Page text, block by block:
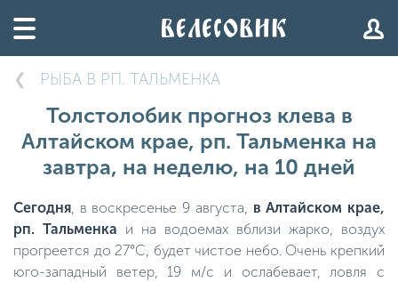
РЫБА В РП. ТАЛЬМЕНКА
Толстолобик прогноз клева в
Алтайском крае, рп. Тальменка на
завтра, на неделю, на 10 дней
Сегодня, в воскресенье 9 августа, в Алтайском крае,
рп. Тальменка и на водоемах вблизи жарко, воздух
прогреется до 27°C, будет чистое небо. Очень крепкий
юго-западный ветер, 19 м/с и ослабевает, ловля с